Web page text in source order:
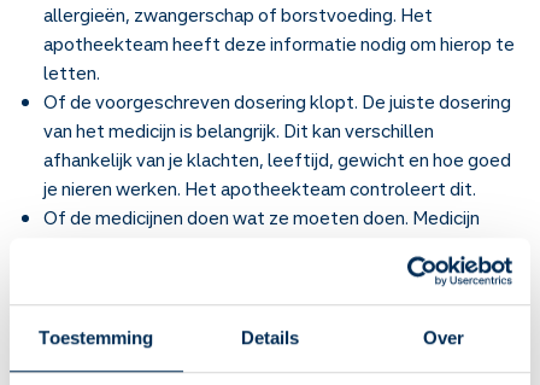
Toestemming Details Over
allergieën, zwangerschap of borstvoeding. Het
apotheekteam heeft deze informatie nodig om hierop te
letten.
Of de voorgeschreven dosering klopt. De juiste dosering
van het medicijn is belangrijk. Dit kan verschillen
afhankelijk van je klachten, leeftijd, gewicht en hoe goed
je nieren werken. Het apotheekteam controleert dit.
Of de medicijnen doen wat ze moeten doen. Medicijn
genoeg om effect te hebben maar niet langer dan nodig.
Het apotheekteam weet hoelang je de medicijnen moet
gebruiken.